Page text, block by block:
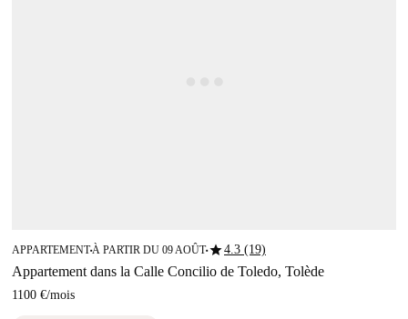
APPARTEMENT■À PARTIR DU 09 AOÛT■star4.3 (19)
Appartement dans la Calle Concilio de Toledo, Tolède
1100 €/mois